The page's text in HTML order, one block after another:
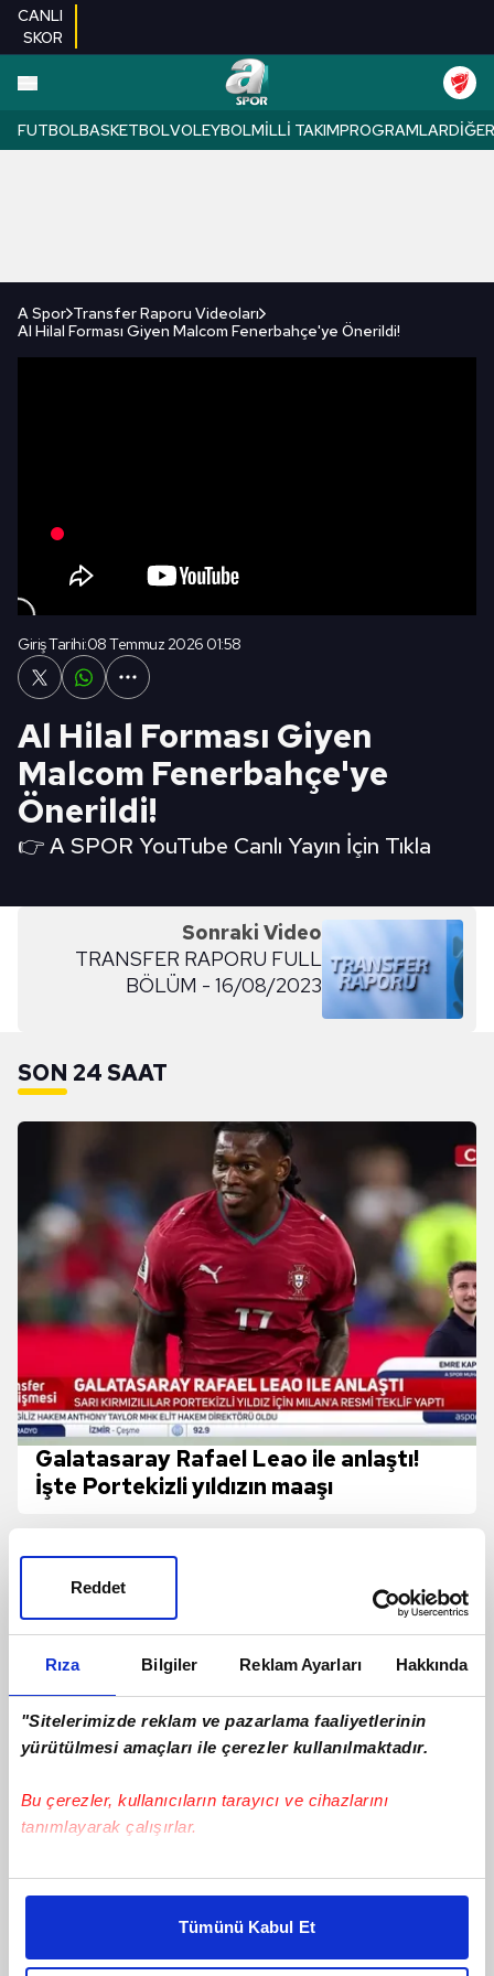
Rıza Bilgiler Reklam Ayarları Hakkında
"Sitelerimizde reklam ve pazarlama faaliyetlerinin
yürütülmesi amaçları ile çerezler kullanılmaktadır.
Bu çerezler, kullanıcıların tarayıcı ve cihazlarını
tanımlayarak çalışırlar.
Bu çerezlere izin vermeniz halinde sizlere özel
daha iyi reklam deneyimi yaşatabiliriz. Bunu yaparken
amacımızın size daha iyi bir reklam deneyimi sunmak
Tümünü Kabul Et
Reddet
CANLI
SKOR
FUTBOLBASKETBOLVOLEYBOLMILLI TAKIMPROGRAMLARDIĞER
A Spor Transfer Raporu Videoları
Al Hilal Forması Giyen Malcom Fenerbahçe'ye Önerildi!
Giriş Tarihi:08 Temmuz 2026 01:58
Al Hilal Forması Giyen
Malcom Fenerbahçe'ye
Önerildi!
👉 A SPOR YouTube Canlı Yayın İçin Tıkla
Sonraki Video
TRANSFER RAPORU FULL
BÖLÜM - 16/08/2023
SON 24 SAAT
Galatasaray Rafael Leao ile anlaştı!
İşte Portekizli yıldızın maaşı
en iyi oyuncuyu getirmeye çalışacağız